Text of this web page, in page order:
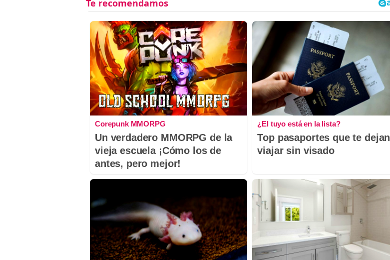
Corepunk MMORPG
Un verdadero MMORPG de la
vieja escuela ¡Cómo los de
antes, pero mejor!
¿El tuyo está en la lista?
Top pasaportes que te dejan
viajar sin visado